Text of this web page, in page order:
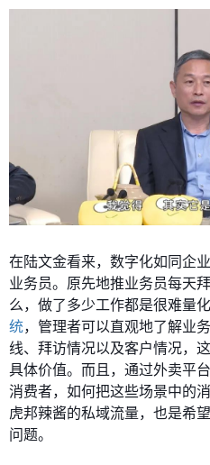
在陆文金看来，数字化如同企
业务员。原先地推业务员每天
么，做了多少工作都是很难量
统，管理者可以直观地了解业
线、拜访情况以及客户情况，
具体价值。而且，通过外卖平
消费者，如何把这些场景中的
虎邦辣酱的私域流量，也是希
问题。